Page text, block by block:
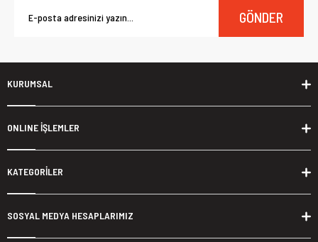
GÖNDER
KURUMSAL
ONLINE İŞLEMLER
KATEGORİLER
SOSYAL MEDYA HESAPLARIMIZ